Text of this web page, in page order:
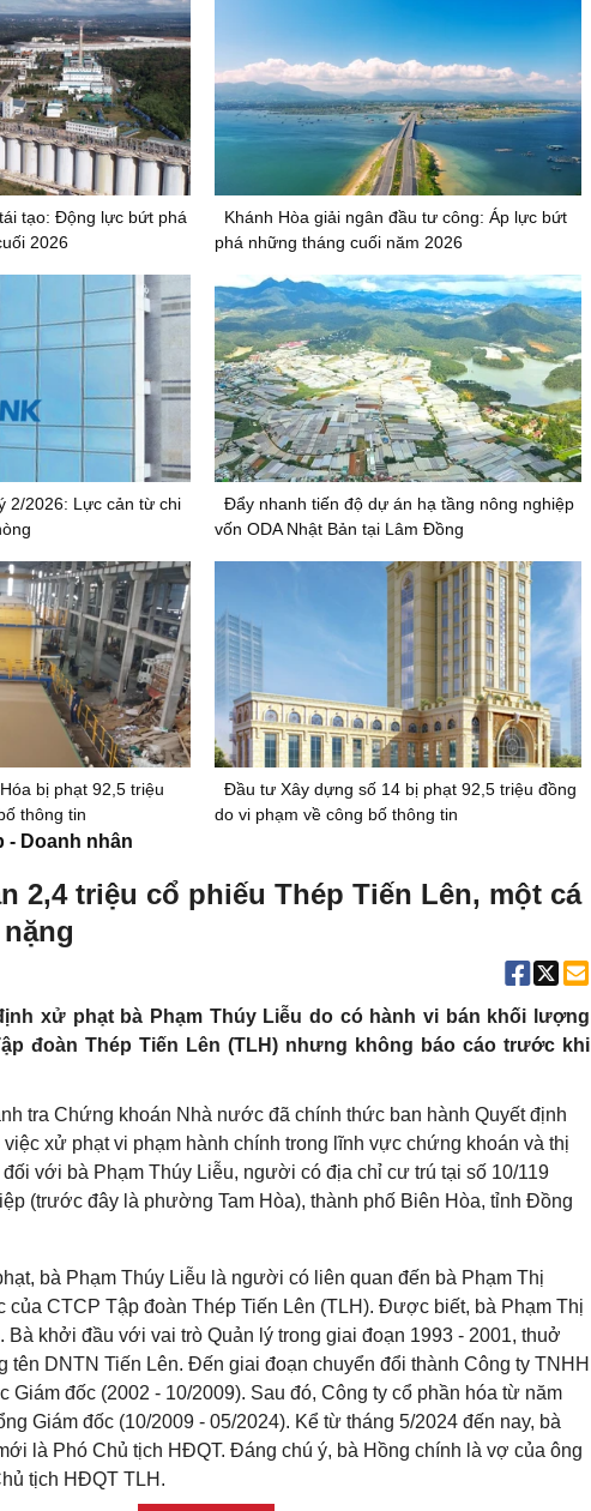
tạo: Động lực bứt phá
2026
Khánh Hòa giải ngân đầu tư công: Áp lực bứt
phá những tháng cuối năm 2026
2/2026: Lực cản từ chi
Đẩy nhanh tiến độ dự án hạ tầng nông nghiệp
vốn ODA Nhật Bản tại Lâm Đồng
bị phạt 92,5 triệu
thông tin
Đầu tư Xây dựng số 14 bị phạt 92,5 triệu đồng
do vi phạm về công bố thông tin
- Doanh nhân
2,4 triệu cổ phiếu Thép Tiến Lên, một cá
xử phạt bà Phạm Thúy Liễu do có hành vi bán khối lượng
đoàn Thép Tiến Lên (TLH) nhưng không báo cáo trước khi
tra Chứng khoán Nhà nước đã chính thức ban hành Quyết định
xử phạt vi phạm hành chính trong lĩnh vực chứng khoán và thị
với bà Phạm Thúy Liễu, người có địa chỉ cư trú tại số 10/119
(trước đây là phường Tam Hòa), thành phố Biên Hòa, tỉnh Đồng
bà Phạm Thúy Liễu là người có liên quan đến bà Phạm Thị
của CTCP Tập đoàn Thép Tiến Lên (TLH). Được biết, bà Phạm Thị
Bà khởi đầu với vai trò Quản lý trong giai đoạn 1993 - 2001, thuở
tên DNTN Tiến Lên. Đến giai đoạn chuyển đổi thành Công ty TNHH
Giám đốc (2002 - 10/2009). Sau đó, Công ty cổ phần hóa từ năm
Giám đốc (10/2009 - 05/2024). Kể từ tháng 5/2024 đến nay, bà
là Phó Chủ tịch HĐQT. Đáng chú ý, bà Hồng chính là vợ của ông
tịch HĐQT TLH.